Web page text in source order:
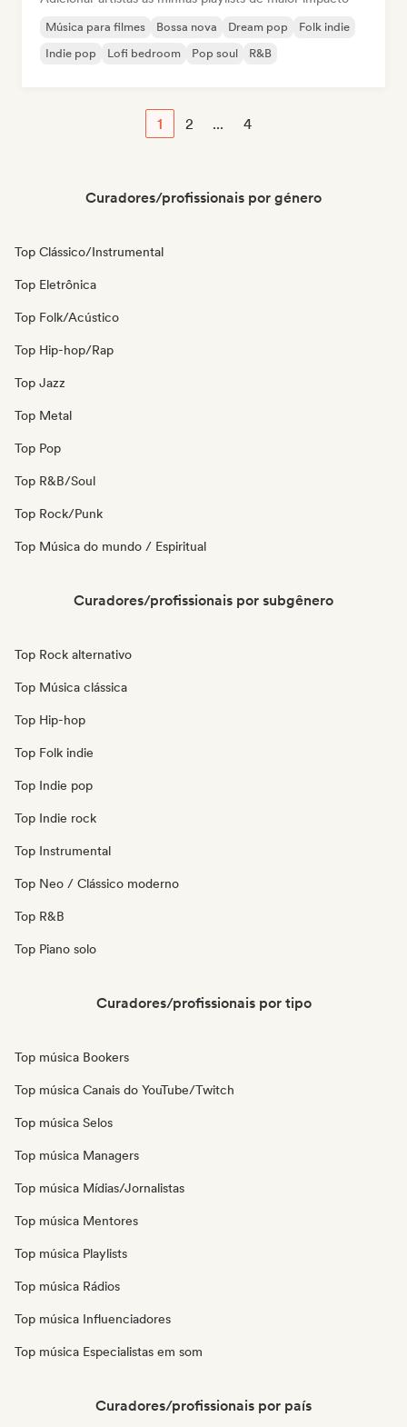
Música para filmes Bossa nova Dream pop
Folk indie
Indie pop
Lofi bedroom Pop soul R&B
1 2 ... 4
Curadores/profissionais por género
Top Clássico/Instrumental
Top Eletrônica
Top Folk/Acústico
Top Hip-hop/Rap
Top Jazz
Top Metal
Top Pop
Top R&B/Soul
Top Rock/Punk
Top Música do mundo / Espiritual
Curadores/profissionais por subgênero
Top Rock alternativo
Top Música clássica
Top Hip-hop
Top Folk indie
Top Indie pop
Top Indie rock
Top Instrumental
Top Neo / Clássico moderno
Top R&B
Top Piano solo
Curadores/profissionais por tipo
Top música Bookers
Top música Canais do YouTube/Twitch
Top música Selos
Top música Managers
Top música Mídias/Jornalistas
Top música Mentores
Top música Playlists
Top música Rádios
Top música Influenciadores
Top música Especialistas em som
Curadores/profissionais por país